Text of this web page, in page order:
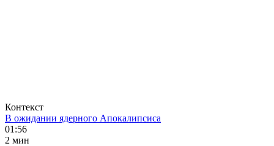
Контекст
В ожидании ядерного Апокалипсиса
01:56
2 мин